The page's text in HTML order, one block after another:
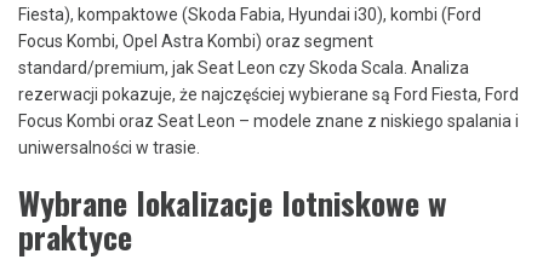
Fiesta), kompaktowe (Skoda Fabia, Hyundai i30), kombi (Ford
Focus Kombi, Opel Astra Kombi) oraz segment
standard/premium, jak Seat Leon czy Skoda Scala. Analiza
rezerwacji pokazuje, że najczęściej wybierane są Ford Fiesta, Ford
Focus Kombi oraz Seat Leon – modele znane z niskiego spalania i
uniwersalności w trasie.
Wybrane lokalizacje lotniskowe w
praktyce